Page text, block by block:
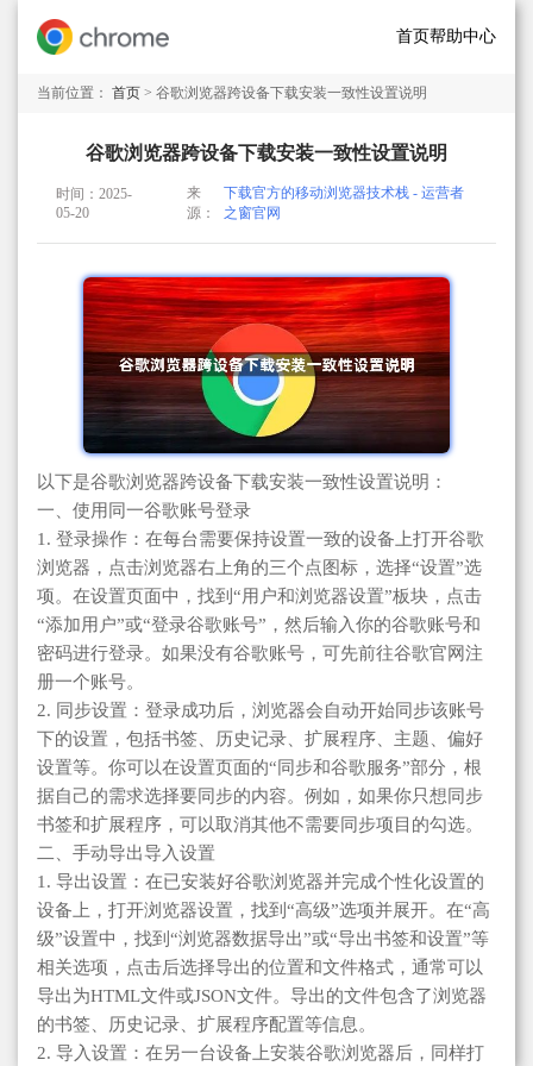
首页帮助中心
当前位置： 首页 > 谷歌浏览器跨设备下载安装一致性设置说明
谷歌浏览器跨设备下载安装一致性设置说明
时间：2025-
05-20
来
源：
下载官方的移动浏览器技术栈 - 运营者
之窗官网
以下是谷歌浏览器跨设备下载安装一致性设置说明：
一、使用同一谷歌账号登录
1. 登录操作：在每台需要保持设置一致的设备上打开谷歌
浏览器，点击浏览器右上角的三个点图标，选择“设置”选
项。在设置页面中，找到“用户和浏览器设置”板块，点击
“添加用户”或“登录谷歌账号”，然后输入你的谷歌账号和
密码进行登录。如果没有谷歌账号，可先前往谷歌官网注
册一个账号。
2. 同步设置：登录成功后，浏览器会自动开始同步该账号
下的设置，包括书签、历史记录、扩展程序、主题、偏好
设置等。你可以在设置页面的“同步和谷歌服务”部分，根
据自己的需求选择要同步的内容。例如，如果你只想同步
书签和扩展程序，可以取消其他不需要同步项目的勾选。
二、手动导出导入设置
1. 导出设置：在已安装好谷歌浏览器并完成个性化设置的
设备上，打开浏览器设置，找到“高级”选项并展开。在“高
级”设置中，找到“浏览器数据导出”或“导出书签和设置”等
相关选项，点击后选择导出的位置和文件格式，通常可以
导出为HTML文件或JSON文件。导出的文件包含了浏览器
的书签、历史记录、扩展程序配置等信息。
2. 导入设置：在另一台设备上安装谷歌浏览器后，同样打